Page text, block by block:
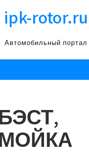
ipk-rotor.ru
Автомобильный портал